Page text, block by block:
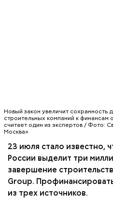
Новый закон увеличит сохранность
строительных компаний к
считает один из экспертов / Фото:
Москва»
23 июля стало известно,
России выделит три
завершение
Group.
из трех источников.
По его словам, средства
текущего года. А
некоторых объектов
два-три года.
МОСКВА